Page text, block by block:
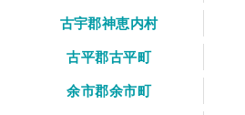
古宇郡神恵内村
古平郡古平町
余市郡余市町